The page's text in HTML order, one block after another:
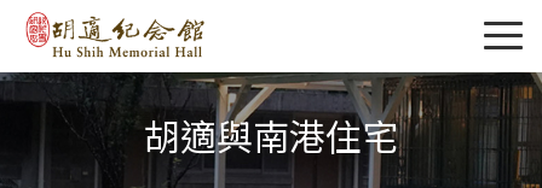
胡適與南港住宅